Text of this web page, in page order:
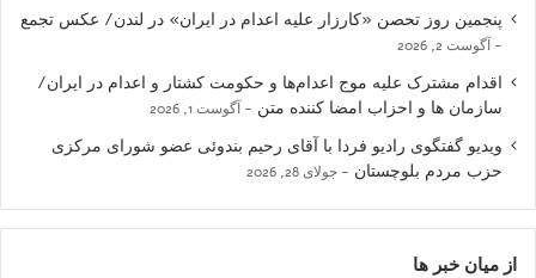
پنجمین روز تحصن «کارزار علیه اعدام در ایران» در لندن/ عکس تجمع
آگوست 2, 2026
اقدام مشترک علیه موج اعدام‌ها و حکومت کشتار و اعدام در ایران/
سازمان ها و احزاب امضا کننده متن
آگوست 1, 2026
ویدیو گفتگوی رادیو فردا با آقای رحیم بندوئی عضو شورای مرکزی
حزب مردم بلوچستان
جولای 28, 2026
از میان خبر ها